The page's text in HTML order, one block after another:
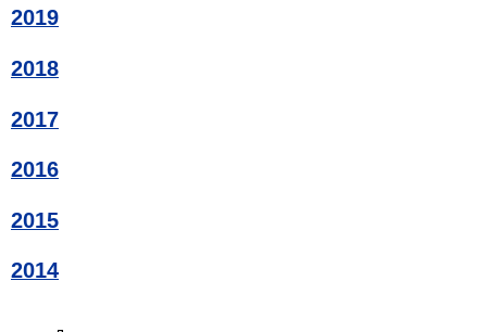
2019
2018
2017
2016
2015
2014